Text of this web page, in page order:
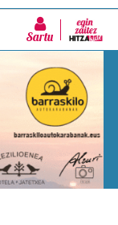
Sartu